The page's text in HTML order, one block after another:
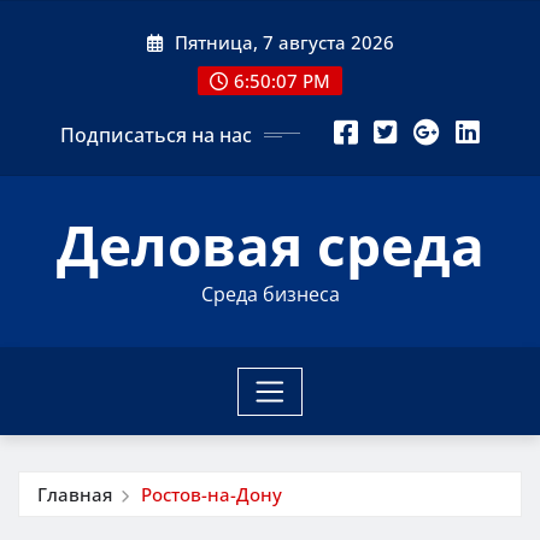
Пятница, 7 августа 2026
6:50:08 PM
Подписаться на нас
Деловая среда
Среда бизнеса
Главная Ростов-на-Дону